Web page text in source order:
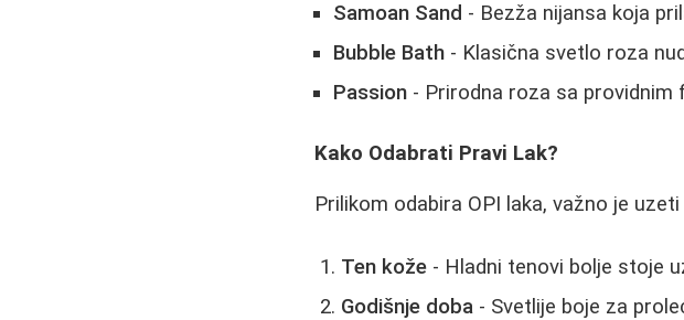
Samoan Sand - Bezža nijansa koja
Bubble Bath - Klasična svetlo roza
Passion - Prirodna roza sa providnim
Kako Odabrati Pravi Lak?
Prilikom odabira OPI laka, važno je
Ten kože - Hladni tenovi bolje stoje
Godišnje doba - Svetlije boje za